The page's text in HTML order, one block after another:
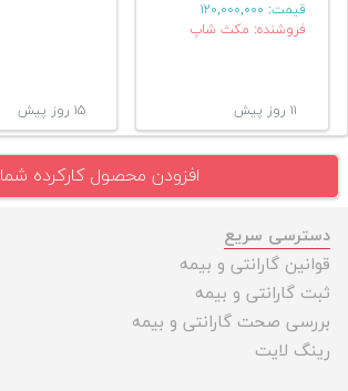
قیمت: ۱۲۰,۰۰۰,۰۰۰
فروشنده: مکث شاپ
۱۱ روز پیش ۱۵ روز پیش
افزودن محصول کارکرده شما
دسترسی سریع
قوانین گارانتی و بیمه
ثبت گارانتی و بیمه
بررسی صحت گارانتی و بیمه
رینگ لایت